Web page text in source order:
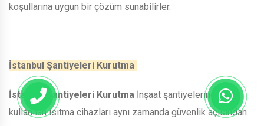
koşullarına uygun bir çözüm sunabilirler.
İstanbul Şantiyeleri Kurutma
İstanbul Şantiyeleri Kurutma İnşaat şantiyelerinde
kullanılan ısıtma cihazları aynı zamanda güvenlik açısından